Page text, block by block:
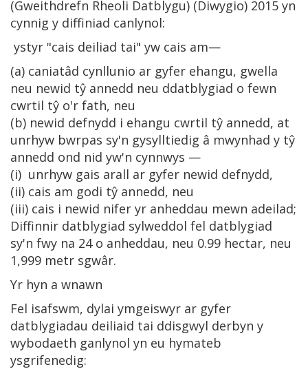
(Gweithdrefn Rheoli Datblygu) (Diwygio) 2015 yn
cynnig y diffiniad canlynol:
ystyr "cais deiliad tai" yw cais am—
(a) caniatâd cynllunio ar gyfer ehangu, gwella
neu newid tŷ annedd neu ddatblygiad o fewn
cwrtil tŷ o'r fath, neu
(b) newid defnydd i ehangu cwrtil tŷ annedd, at
unrhyw bwrpas sy'n gysylltiedig â mwynhad y tŷ
annedd ond nid yw'n cynnwys —
(i) unrhyw gais arall ar gyfer newid defnydd,
(ii) cais am godi tŷ annedd, neu
(iii) cais i newid nifer yr anheddau mewn adeilad;
Diffinnir datblygiad sylweddol fel datblygiad
sy'n fwy na 24 o anheddau, neu 0.99 hectar, neu
1,999 metr sgwâr.
Yr hyn a wnawn
Fel isafswm, dylai ymgeiswyr ar gyfer
datblygiadau deiliaid tai ddisgwyl derbyn y
wybodaeth ganlynol yn eu hymateb
ysgrifenedig: